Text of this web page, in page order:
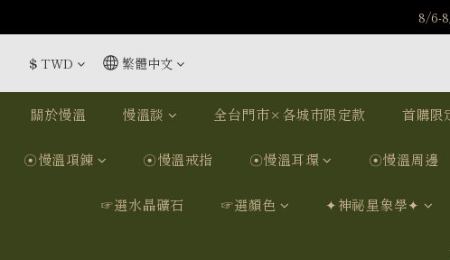
️8/6-
️8/6-
7/
️8/6-
$ TWD 繁體中文
關於慢溫 慢溫談 全台門市×各城市限定款 首購限
☉慢溫項鍊 ☉慢溫戒指 ☉慢溫耳環 ☉慢溫周邊
☞選水晶礦石 ☞選顏色 ✦神祕星象學✦